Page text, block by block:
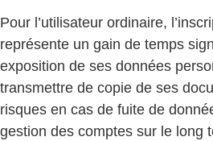
Pour l’utilisateur ordinaire,
représente un gain de temps
exposition de ses données
transmettre de copie de ses
risques en cas de fuite de
gestion des comptes sur le long